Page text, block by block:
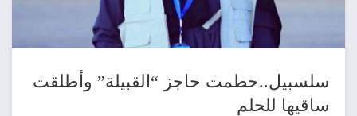
سلسبيل..حطمت حاجز “القبيلة” وأطلقت
ساقيها للحلم